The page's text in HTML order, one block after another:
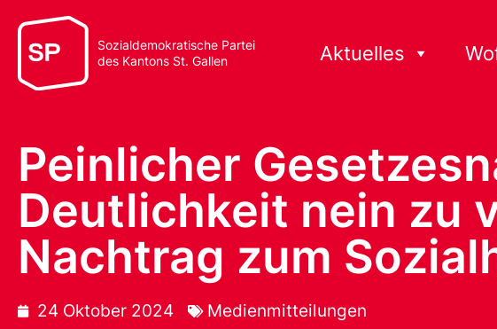
Sozialdemokratische Partei
des Kantons St. Gallen
Aktuelles
Peinlicher
Deutlichkeit nein zu
Nachtrag zum
24 Oktober 2024 Medienmitteilungen